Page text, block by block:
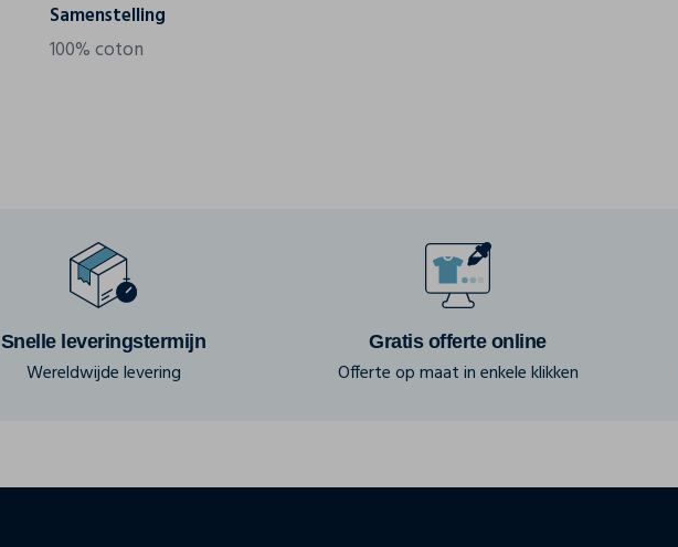
Samenstelling
100% coton
Snelle leveringstermijn
Wereldwijde levering
Gratis offerte online
Offerte op maat in enkele klikken